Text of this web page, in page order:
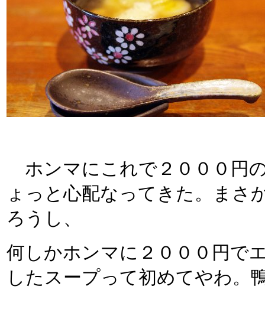
ホンマにこれで２０００円
ょっと心配なってきた。まさ
ろうし、
何しかホンマに２０００円で
したスープって初めてやわ。